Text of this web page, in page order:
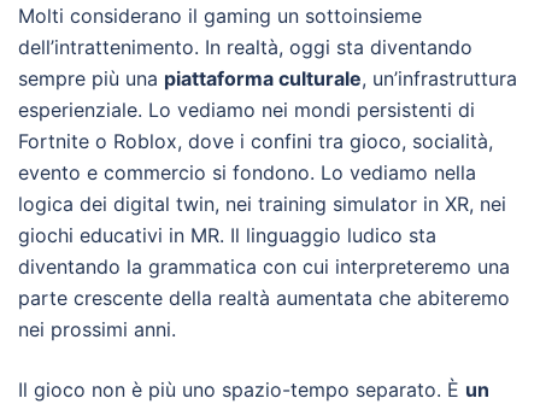
Molti considerano il gaming un sottoinsieme
dell’intrattenimento. In realtà, oggi sta diventando
sempre più una piattaforma culturale, un’infrastruttura
esperienziale. Lo vediamo nei mondi persistenti di
Fortnite o Roblox, dove i confini tra gioco, socialità,
evento e commercio si fondono. Lo vediamo nella
logica dei digital twin, nei training simulator in XR, nei
giochi educativi in MR. Il linguaggio ludico sta
diventando la grammatica con cui interpreteremo una
parte crescente della realtà aumentata che abiteremo
nei prossimi anni.
Il gioco non è più uno spazio-tempo separato. È un